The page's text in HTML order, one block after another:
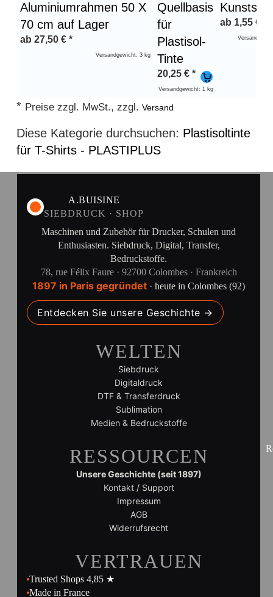
Aluminiumrahmen 50 X
70 cm auf Lager
ab 27,50 € *
Versandgewicht: 3 kg
Quellbasis
für
Plastisol-
Tinte
20,25 € *
Versandgewicht: 1 kg
ab 1,55 €
* Preise zzgl. MwSt., zzgl.Versand
Diese Kategorie durchsuchen: Plastisoltinte
für T-Shirts - PLASTIPLUS
A.BUISINE
SIEBDRUCK · SHOP
Maschinen und Zubehör für Drucker, Schulen und
Enthusiasten. Siebdruck, Digital, Transfer,
Bedruckstoffe.
78, rue Félix Faure · 92700 Colombes · Frankreich
1897 in Paris gegründet · heute in Colombes (92)
Entdecken Sie unsere Geschichte →
WELTEN
Siebdruck
Digitaldruck
DTF & Transferdruck
Sublimation
Medien & Bedruckstoffe
RESSOURCEN
Unsere Geschichte (seit 1897)
Kontakt / Support
Impressum
AGB
Widerrufsrecht
VERTRAUEN
Trusted Shops 4,85 ★
Made in France